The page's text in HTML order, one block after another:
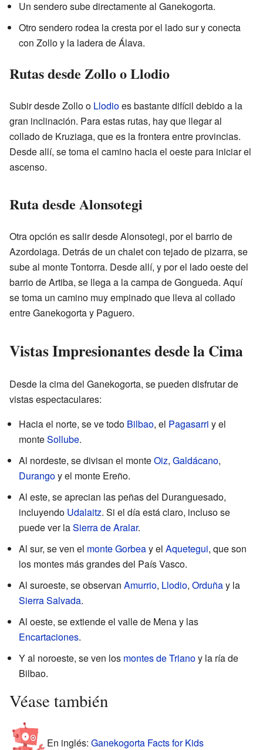
Un sendero sube directamente al Ganekogorta.
Otro sendero rodea la cresta por el lado sur y conecta
con Zollo y la ladera de Álava.
Rutas desde Zollo o Llodio
Subir desde Zollo o Llodioes bastante difícil debido a la
gran inclinación. Para estas rutas, hay que llegar al
collado de Kruziaga, que es la frontera entre provincias.
Desde allí, se toma el camino hacia el oeste para iniciar el
ascenso.
Ruta desde Alonsotegi
Otra opción es salir desde Alonsotegi, por el barrio de
Azordoiaga. Detrás de un chalet con tejado de pizarra, se
sube al monte Tontorra. Desde allí, y por el lado oeste del
barrio de Artiba, se llega a la campa de Gongueda. Aquí
se toma un camino muy empinado que lleva al collado
entre Ganekogorta y Paguero.
Vistas Impresionantes desde la Cima
Desde la cima del Ganekogorta, se pueden disfrutar de
vistas espectaculares:
Hacia el norte, se ve todo Bilbao, el Pagasarri y el
monteSollube.
Al nordeste, se divisan el monteOiz, Galdácano,
Durangoy el monte Ereño.
Al este, se aprecian las peñas del Duranguesado,
incluyendo Udalaitz. Si el día está claro, incluso se
puede ver laSierra de Aralar.
Al sur, se ven el monte Gorbeay el Aquetegui, que son
los montes más grandes del País Vasco.
Al suroeste, se observan Amurrio, Llodio, Orduñay la
Sierra Salvada.
Al oeste, se extiende el valle de Mena y las
Encartaciones.
Y al noroeste, se ven los montes de Trianoy la ría de
Bilbao.
Véase también
En inglés: Ganekogorta Facts for Kids